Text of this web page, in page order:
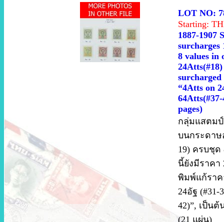
LOT NO:
Starting:
1887-1907
surcharges
8 values in
surcharged
“4Atts on
pages)
กลุ่มแสตมป์
บนกระดาษ
19) ครบชุด
นี้ยังมีราคา
พิมพ์แก้ราค
24อัฐ (#31-
42)”, เป็น
(21 แผ่น)